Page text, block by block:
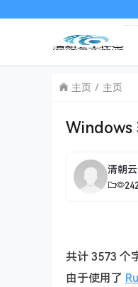
主页 主页
Windows
清朝云
共计 3573 个
由于使用了